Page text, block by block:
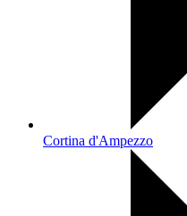
Cortina d'Ampezzo